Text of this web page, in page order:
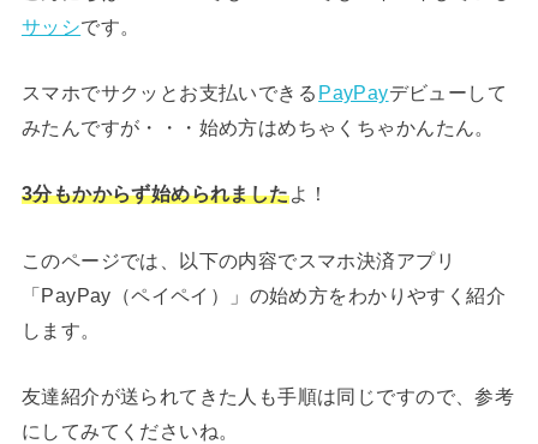
サッシです。
スマホでサクッとお支払いできる PayPayデビューして
みたんですが・・・始め方はめちゃくちゃかんたん。
3分もかからず始められましたよ！
このページでは、以下の内容でスマホ決済アプリ
「PayPay（ペイペイ）」の始め方をわかりやすく紹介
します。
友達紹介が送られてきた人も手順は同じですので、参考
にしてみてくださいね。